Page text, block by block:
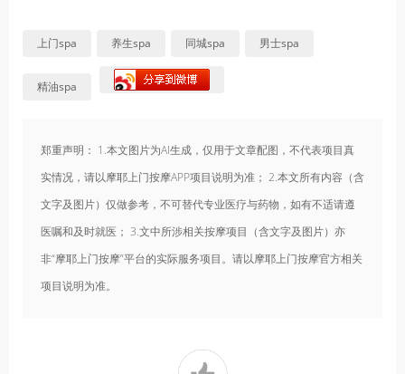
上门spa 养生spa 同城spa 男士spa
精油spa
郑重声明： 1.本文图片为AI生成，仅用于文章配图，不代表项目真
实情况，请以摩耶上门按摩APP项目说明为准； 2.本文所有内容（含
文字及图片）仅做参考，不可替代专业医疗与药物，如有不适请遵
医嘱和及时就医； 3.文中所涉相关按摩项目（含文字及图片）亦
非“摩耶上门按摩”平台的实际服务项目。请以摩耶上门按摩官方相关
项目说明为准。